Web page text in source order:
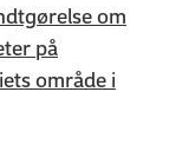
om
på
område i